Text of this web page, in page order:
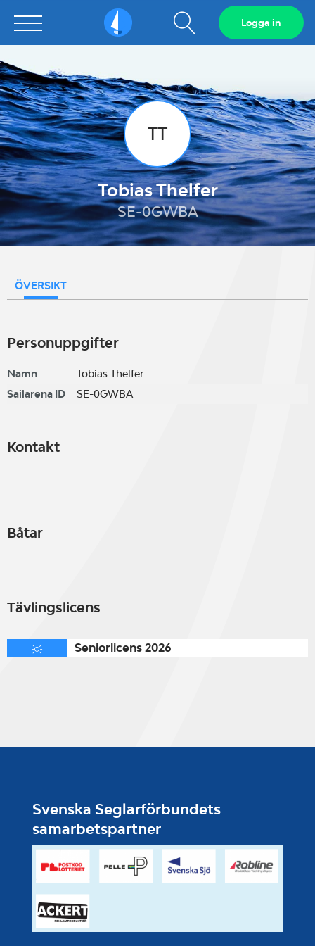
Sailarena Visa
sökfält
Logga in
TT
Tobias Thelfer
SE-0GWBA
ÖVERSIKT
Personuppgifter
Namn
Tobias Thelfer
Sailarena ID
SE-0GWBA
Kontakt
Båtar
Tävlingslicens
Seniorlicens 2026
Svenska Seglarförbundets
samarbetspartner